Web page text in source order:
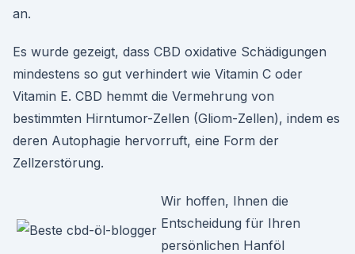
an.
Es wurde gezeigt, dass CBD oxidative Schädigungen
mindestens so gut verhindert wie Vitamin C oder
Vitamin E. CBD hemmt die Vermehrung von
bestimmten Hirntumor-Zellen (Gliom-Zellen), indem es
deren Autophagie hervorruft, eine Form der
Zellzerstörung.
Wir hoffen, Ihnen die
Entscheidung für Ihren
persönlichen Hanföl